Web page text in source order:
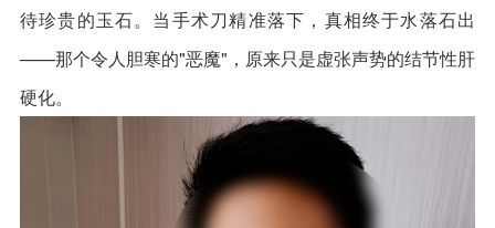
待珍贵的玉石。当手术刀精准落下，真相终于水落石出
——那个令人胆寒的"恶魔"，原来只是虚张声势的结节性肝
硬化。